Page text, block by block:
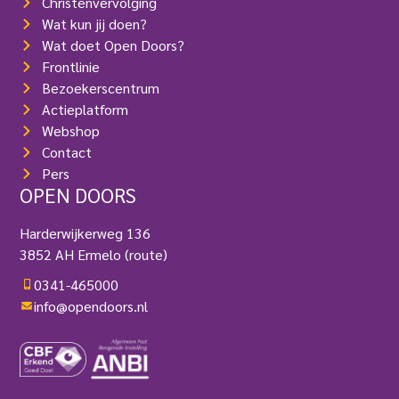
Wat kun jij doen?
Wat doet Open Doors?
Frontlinie
Bezoekerscentrum
Actieplatform
Webshop
Contact
Pers
OPEN DOORS
Harderwijkerweg 136
3852 AH Ermelo(route)
0341-465000
info@opendoors.nl